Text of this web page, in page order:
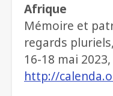
Afrique
Mémoire et
regards
16-18 mai
http://